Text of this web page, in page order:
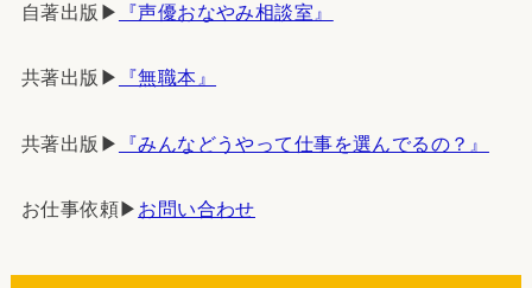
自著出版▶︎ 『声優おなやみ相談室』
共著出版▶︎ 『無職本』
共著出版▶︎ 『みんなどうやって仕事を選んでるの？』
お仕事依頼▶︎ お問い合わせ